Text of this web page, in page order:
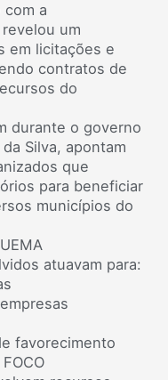
com a
um
em licitações e
contratos de
do
durante o governo
Silva, apontam
que
para beneficiar
municípios do
atuavam para:
favorecimento